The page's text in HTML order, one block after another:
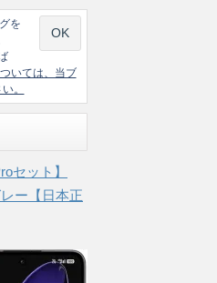
を
いては、当ブ
。
セット】
ー【日本正